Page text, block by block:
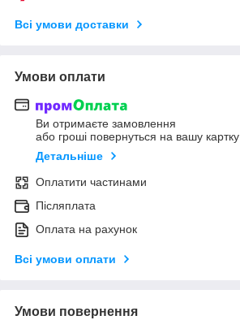
Всі умови доставки
Умови оплати
Ви отримаєте замовлення
або гроші повернуться на вашу картку
Детальніше
Оплатити частинами
Післяплата
Оплата на рахунок
Всі умови оплати
Умови повернення